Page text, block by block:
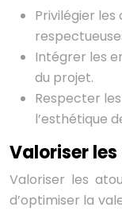
Privilégier
Intégrer les
du projet.
Respecter
l’esthétique
Valoriser
Valoriser les
d’optimiser la